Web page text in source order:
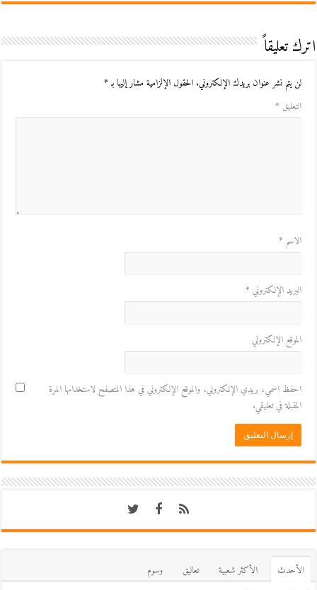
اترك تعليقاً
لن يتم نشر عنوان بريدك الإلكتروني. الحقول الإلزامية مشار إليها بـ*
التعليق *
الاسم *
البريد الإلكتروني *
الموقع الإلكتروني
احفظ اسمي، بريدي الإلكتروني، والموقع الإلكتروني في هذا المتصفح لاستخدامها المرة
المقبلة في تعليقي.
اﻷحدث اﻷكثر شعبية تعاليق
وسوم